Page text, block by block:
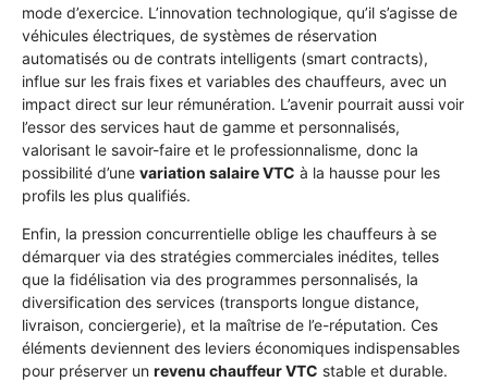
mode d’exercice. L’innovation technologique, qu’il s’agisse de
véhicules électriques, de systèmes de réservation
automatisés ou de contrats intelligents (smart contracts),
influe sur les frais fixes et variables des chauffeurs, avec un
impact direct sur leur rémunération. L’avenir pourrait aussi voir
l’essor des services haut de gamme et personnalisés,
valorisant le savoir-faire et le professionnalisme, donc la
possibilité d’une variation salaire VTC à la hausse pour les
profils les plus qualifiés.
Enfin, la pression concurrentielle oblige les chauffeurs à se
démarquer via des stratégies commerciales inédites, telles
que la fidélisation via des programmes personnalisés, la
diversification des services (transports longue distance,
livraison, conciergerie), et la maîtrise de l’e-réputation. Ces
éléments deviennent des leviers économiques indispensables
pour préserver un revenu chauffeur VTC stable et durable.